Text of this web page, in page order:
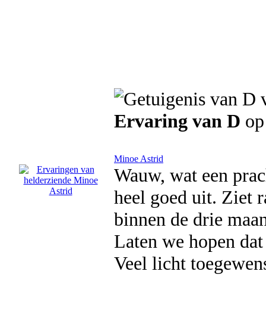
Ervaring van D
Minoe Astrid
Wauw, wat een
heel goed uit. Ziet
binnen de drie
Laten we hopen
Veel licht